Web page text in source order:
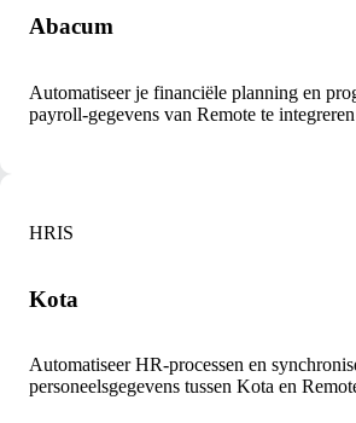
Abacum
Automatiseer je financiële planning en
payroll-gegevens van Remote te
HRIS
Kota
Automatiseer HR-processen en
personeelsgegevens tussen Kota en